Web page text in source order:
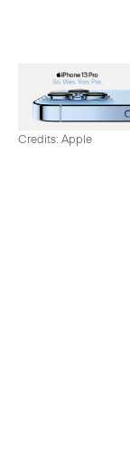
Credits: Apple